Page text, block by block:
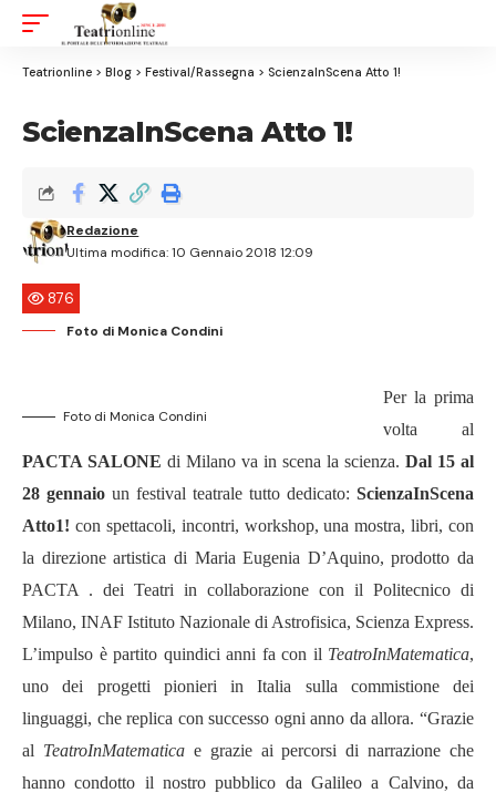
Teatrionline > Blog > Festival/Rassegna > ScienzaInScena Atto 1!
ScienzaInScena Atto 1!
Ultima modifica: 10 Gennaio 2018 12:09
Redazione
876
Foto di Monica Condini
Foto di Monica Condini
Per la prima
volta al
PACTA SALONE di Milano va in scena la scienza. Dal 15 al
28 gennaio un festival teatrale tutto dedicato: ScienzaInScena
Atto1! con spettacoli, incontri, workshop, una mostra, libri, con
la direzione artistica di Maria Eugenia D’Aquino, prodotto da
PACTA . dei Teatri in collaborazione con il Politecnico di
Milano, INAF Istituto Nazionale di Astrofisica, Scienza Express.
L’impulso è partito quindici anni fa con il TeatroInMatematica,
uno dei progetti pionieri in Italia sulla commistione dei
linguaggi, che replica con successo ogni anno da allora. “Grazie
al TeatroInMatematicae grazie ai percorsi di narrazione che
hanno condotto il nostro pubblico da Galileo a Calvino, da